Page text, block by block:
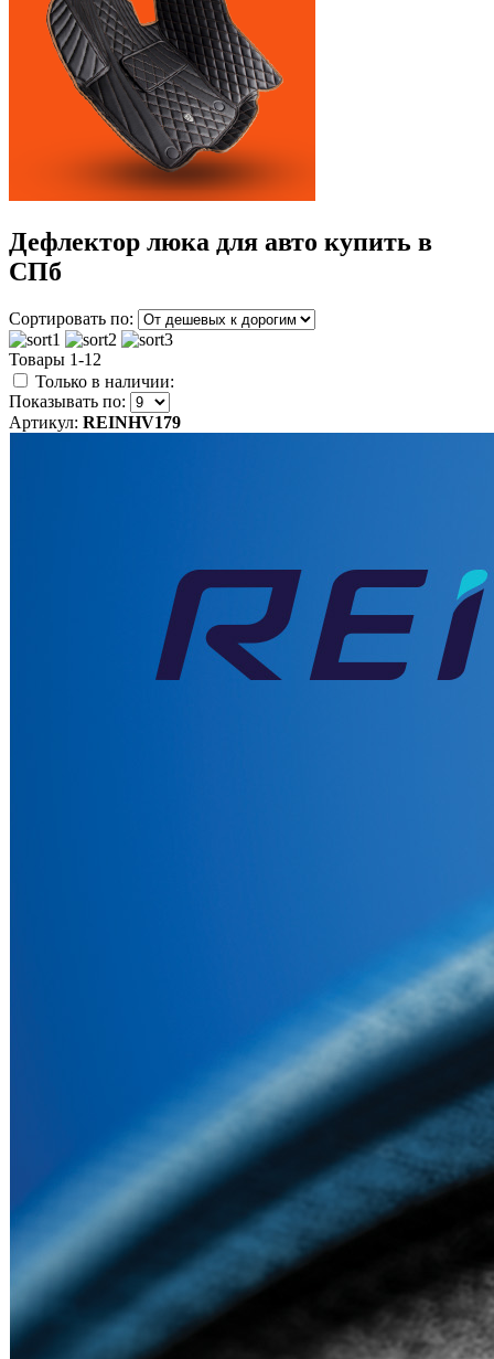
Дефлектор люка для авто купить в
СПб
Сортировать по:
Товары 1-12
Только в наличии:
Показывать по:
Артикул: REINHV179